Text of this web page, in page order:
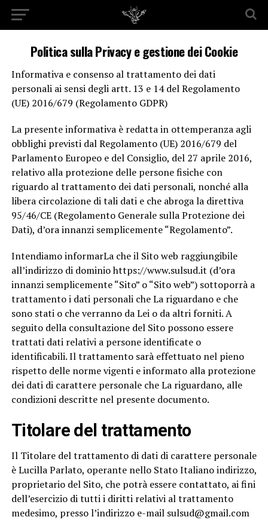
Politica sulla Privacy e gestione dei Cookie
Informativa e consenso al trattamento dei dati
personali ai sensi degli artt. 13 e 14 del Regolamento
(UE) 2016/679 (Regolamento GDPR)
La presente informativa è redatta in ottemperanza agli
obblighi previsti dal Regolamento (UE) 2016/679 del
Parlamento Europeo e del Consiglio, del 27 aprile 2016,
relativo alla protezione delle persone fisiche con
riguardo al trattamento dei dati personali, nonché alla
libera circolazione di tali dati e che abroga la direttiva
95/46/CE (Regolamento Generale sulla Protezione dei
Dati), d’ora innanzi semplicemente “Regolamento”.
Intendiamo informarLa che il Sito web raggiungibile
all’indirizzo di dominio https://www.sulsud.it (d’ora
innanzi semplicemente “Sito” o “Sito web”) sottoporrà a
trattamento i dati personali che La riguardano e che
sono stati o che verranno da Lei o da altri forniti. A
seguito della consultazione del Sito possono essere
trattati dati relativi a persone identificate o
identificabili. Il trattamento sarà effettuato nel pieno
rispetto delle norme vigenti e informato alla protezione
dei dati di carattere personale che La riguardano, alle
condizioni descritte nel presente documento.
Titolare del trattamento
Il Titolare del trattamento di dati di carattere personale
è Lucilla Parlato, operante nello Stato Italiano indirizzo,
proprietario del Sito, che potrà essere contattato, ai fini
dell’esercizio di tutti i diritti relativi al trattamento
medesimo, presso l’indirizzo e-mail sulsud@gmail.com